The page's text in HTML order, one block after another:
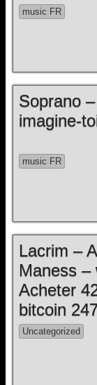
music FR
Soprano
imagine-
music FR
Lacrim –
Maness –
Acheter
bitcoin
Uncategorized